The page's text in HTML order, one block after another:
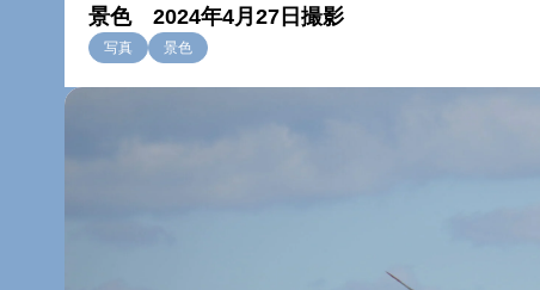
景色 2024年4月27日撮影
写真 景色